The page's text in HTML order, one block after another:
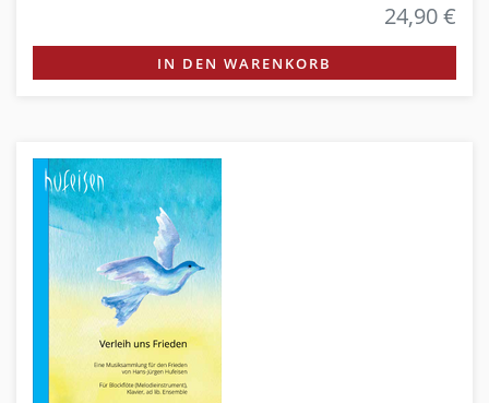
24,90 €
IN DEN WARENKORB